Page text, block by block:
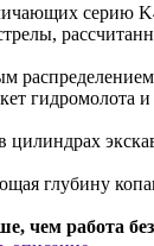
серию
гидромолота
цилиндрах
глубину
чем работа